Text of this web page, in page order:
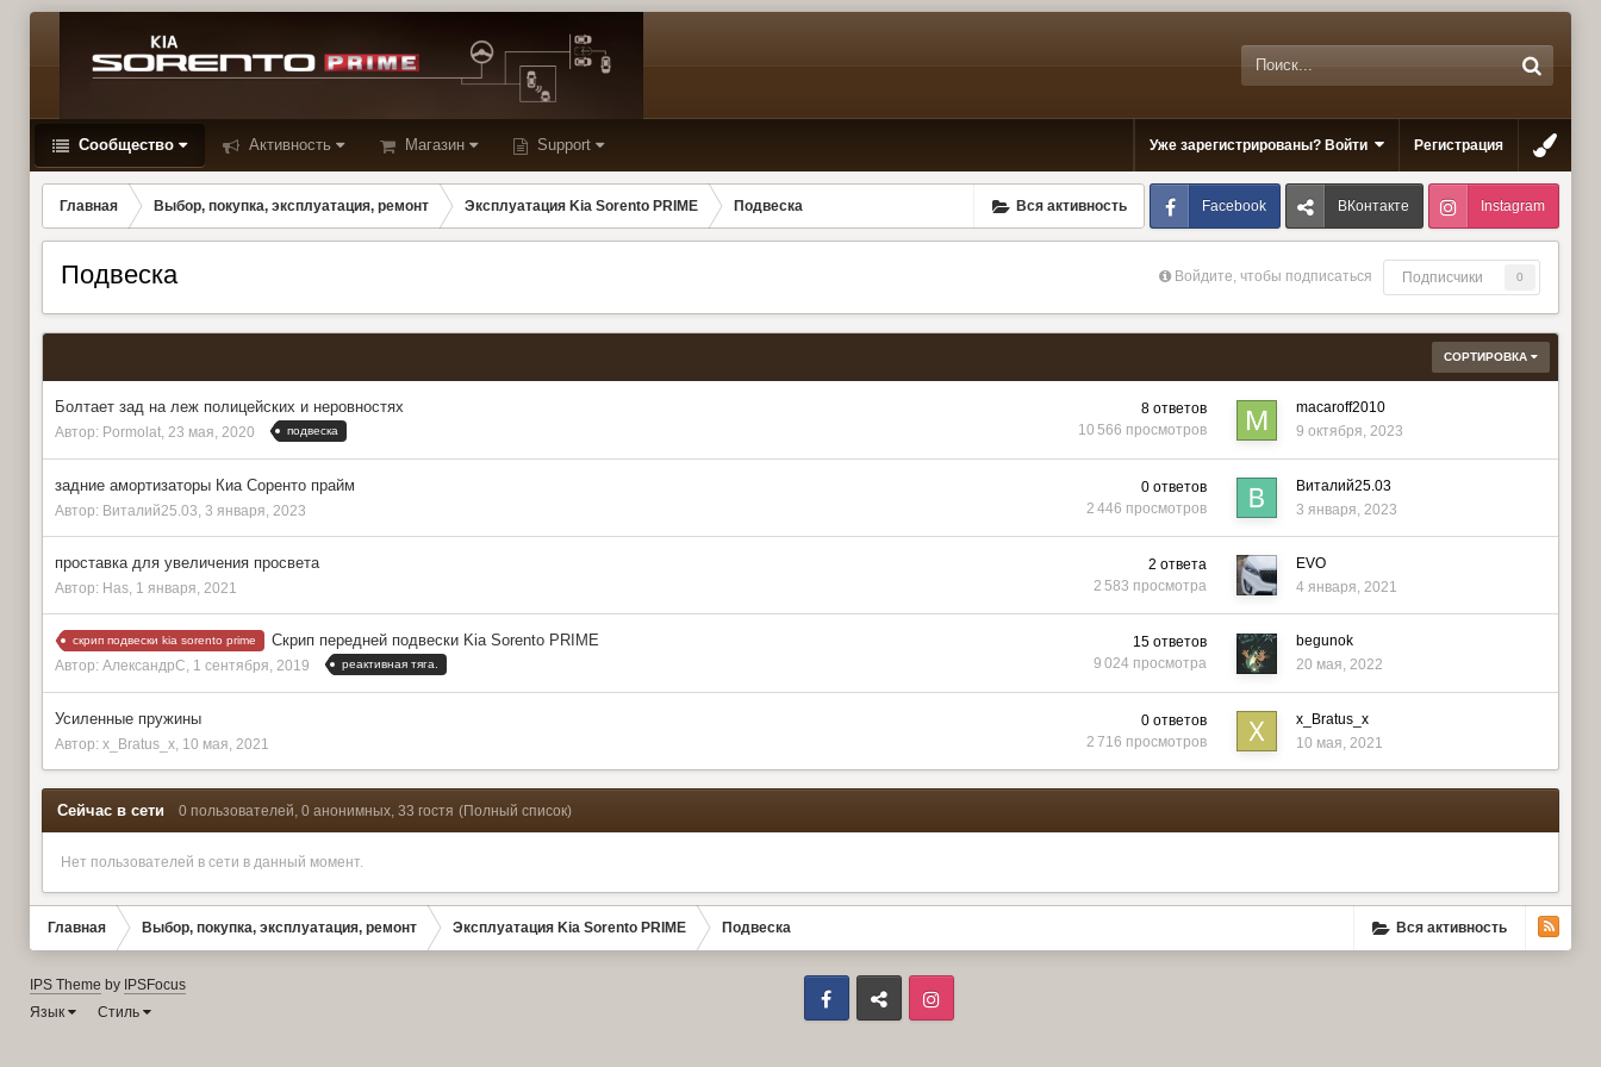
Сообщество Активность Магазин Support Уже зарегистрированы? Войти Регистрация
Вся активность
Главная Выбор, покупка, эксплуатация, ремонт Эксплуатация Kia Sorento PRIME Подвеска Facebook ВКонтакте Instagram
Подвеска Войдите, чтобы подписаться Подписчики 0
СОРТИРОВКА
Болтает зад на леж полицейских и неровностях
Автор: Pormolat, 23 мая, 2020 подвеска
8 ответов
10 566 просмотров
macaroff2010
9 октября, 2023
задние амортизаторы Киа Соренто прайм
Автор: Виталий25.03, 3 января, 2023
0 ответов
2 446 просмотров
Виталий25.03
3 января, 2023
проставка для увеличения просвета
Автор: Has, 1 января, 2021
2 ответа
2 583 просмотра
EVO
4 января, 2021
скрип подвески kia sorento prime Скрип передней подвески Kia Sorento PRIME
Автор: АлександрС, 1 сентября, 2019 реактивная тяга.
15 ответов
9 024 просмотра
begunok
20 мая, 2022
Усиленные пружины
Автор: x_Bratus_x, 10 мая, 2021
0 ответов
2 716 просмотров
x_Bratus_x
10 мая, 2021
Сейчас в сети 0 пользователей, 0 анонимных, 33 гостя (Полный список)
Нет пользователей в сети в данный момент.
Вся активность
Главная Выбор, покупка, эксплуатация, ремонт Эксплуатация Kia Sorento PRIME Подвеска
IPS Theme by IPSFocus
Язык
Стиль
Facebook ВКонтакте